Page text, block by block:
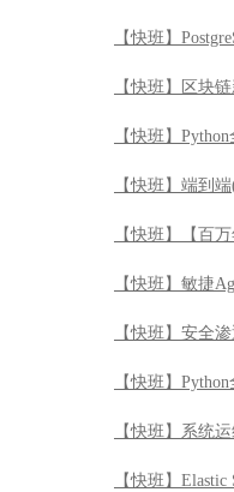
【快班】
【快班】区块
【快班】
【快班】端到
【快班】【百
【快班】敏捷
【快班】安全
【快班】
【快班】系统
【快班】Elastic